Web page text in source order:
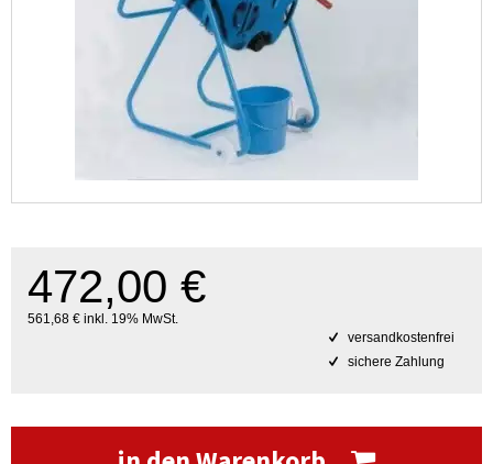
472,00 €
561,68 € inkl. 19% MwSt.
versandkostenfrei
sichere Zahlung